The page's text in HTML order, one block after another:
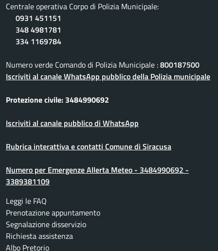
Centrale operativa Corpo di Polizia Municipale:
0931 451151
348 4981781
334 1169784
Numero verde Comando di Polizia Municipale :800187500
Iscriviti al canale WhatsApp pubblico della Polizia municipale
Protezione civile: 3484990692
Iscriviti al canale pubblico di WhatsApp
Rubrica interattiva e contatti Comune di Siracusa
Numero per Emergenze Allerta Meteo - 3484990692 -
3389381109
Leggi le FAQ
Prenotazione appuntamento
Segnalazione disservizio
Richiesta assistenza
Albo Pretorio